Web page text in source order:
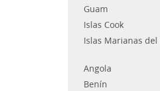
Guam
Islas Cook
Islas Marianas
Angola
Benín